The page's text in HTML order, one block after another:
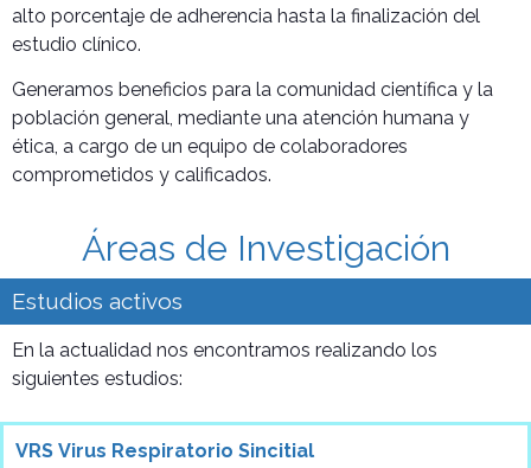
alto porcentaje de adherencia hasta la finalización del
estudio clínico.
Generamos beneficios para la comunidad científica y la
población general, mediante una atención humana y
ética, a cargo de un equipo de colaboradores
comprometidos y calificados.
Áreas de Investigación
Estudios activos
En la actualidad nos encontramos realizando los
siguientes estudios:
VRS Virus Respiratorio Sincitial